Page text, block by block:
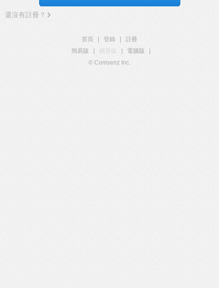
還沒有註冊？
首頁 登錄
註冊
簡易版
觸屏版 電腦版
© Comsenz Inc.